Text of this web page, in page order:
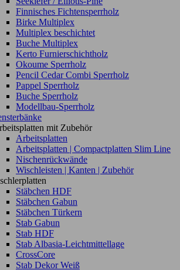
Finnisches Fichtensperrholz
Birke Multiplex
Multiplex beschichtet
Buche Multiplex
Kerto Furnierschichtholz
Okoume Sperrholz
Pencil Cedar Combi Sperrholz
Pappel Sperrholz
Buche Sperrholz
Modellbau-Sperrholz
mit Zubehör
Arbeitsplatten
Arbeitsplatten | Compactplatten Slim Line
Nischenrückwände
Wischleisten | Kanten | Zubehör
Stäbchen HDF
Stäbchen Gabun
Stäbchen Türkern
Stab Gabun
Stab HDF
Stab Albasia-Leichtmittellage
CrossCore
Stab Dekor Weiß